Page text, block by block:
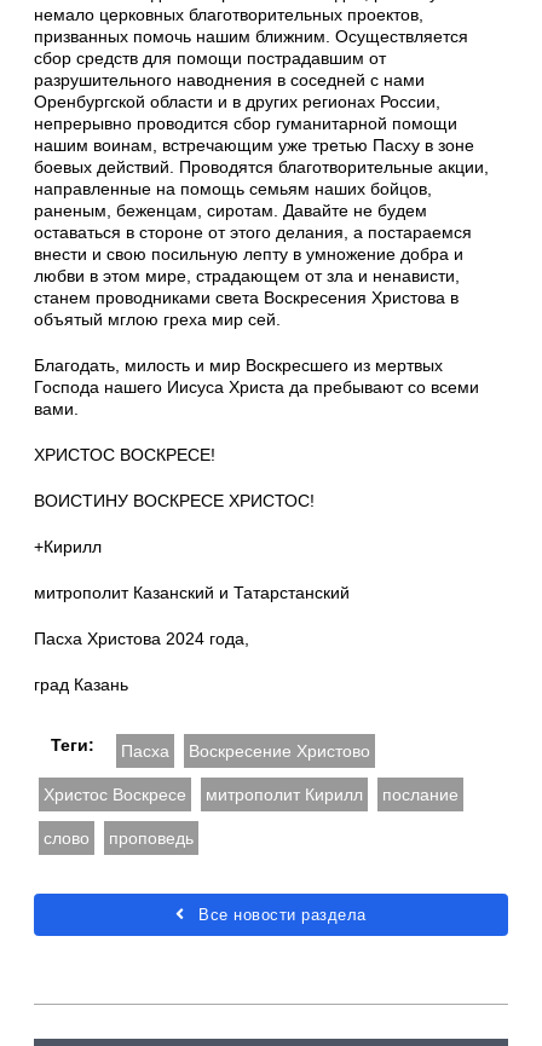
немало церковных благотворительных проектов,
призванных помочь нашим ближним. Осуществляется
сбор средств для помощи пострадавшим от
разрушительного наводнения в соседней с нами
Оренбургской области и в других регионах России,
непрерывно проводится сбор гуманитарной помощи
нашим воинам, встречающим уже третью Пасху в зоне
боевых действий. Проводятся благотворительные акции,
направленные на помощь семьям наших бойцов,
раненым, беженцам, сиротам. Давайте не будем
оставаться в стороне от этого делания, а постараемся
внести и свою посильную лепту в умножение добра и
любви в этом мире, страдающем от зла и ненависти,
станем проводниками света Воскресения Христова в
объятый мглою греха мир сей.
Благодать, милость и мир Воскресшего из мертвых
Господа нашего Иисуса Христа да пребывают со всеми
вами.
ХРИСТОС ВОСКРЕСЕ!
ВОИСТИНУ ВОСКРЕСЕ ХРИСТОС!
+Кирилл
митрополит Казанский и Татарстанский
Пасха Христова 2024 года,
град Казань
Теги: Пасха Воскресение Христово
Христос Воскресе митрополит Кирилл послание
слово проповедь
Все новости раздела